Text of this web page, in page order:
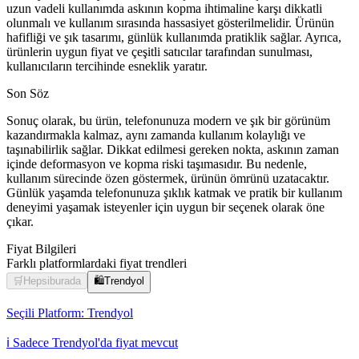
uzun vadeli kullanımda askının kopma ihtimaline karşı dikkatli
olunmalı ve kullanım sırasında hassasiyet gösterilmelidir. Ürünün
hafifliği ve şık tasarımı, günlük kullanımda pratiklik sağlar. Ayrıca,
ürünlerin uygun fiyat ve çeşitli satıcılar tarafından sunulması,
kullanıcıların tercihinde esneklik yaratır.
Son Söz
Sonuç olarak, bu ürün, telefonunuza modern ve şık bir görünüm
kazandırmakla kalmaz, aynı zamanda kullanım kolaylığı ve
taşınabilirlik sağlar. Dikkat edilmesi gereken nokta, askının zaman
içinde deformasyon ve kopma riski taşımasıdır. Bu nedenle,
kullanım sürecinde özen göstermek, ürünün ömrünü uzatacaktır.
Günlük yaşamda telefonunuza şıklık katmak ve pratik bir kullanım
deneyimi yaşamak isteyenler için uygun bir seçenek olarak öne
çıkar.
Fiyat Bilgileri
Farklı platformlardaki fiyat trendleri
🛒 Hepsiburada 🛍️Trendyol
Seçili Platform: Trendyol
ℹ️ Sadece Trendyol'da fiyat mevcut